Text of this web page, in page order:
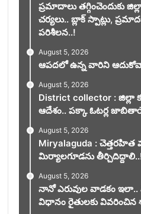
ప్రమాదాలు తగ్గించెందుకు
చర్యలు.. బ్లాక్ స్పాట్లు,
పరిశీలన..!
August 5, 2026
ఆపదలో ఉన్న వారిని
August 5, 2026
District collector : జిల్లా
ఆదేశం.. పక్కా ఓటర్ల
August 5, 2026
Miryalaguda :
మిర్యాలగూడను
August 5, 2026
నానో ఎరువుల వాడకం ఇలా..
విధానం రైతులకు వివరించిన